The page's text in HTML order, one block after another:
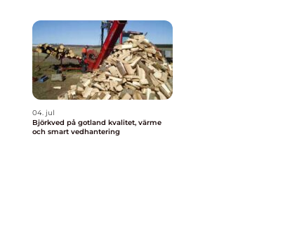
04. jul
Björkved på gotland kvalitet, värme
och smart vedhantering